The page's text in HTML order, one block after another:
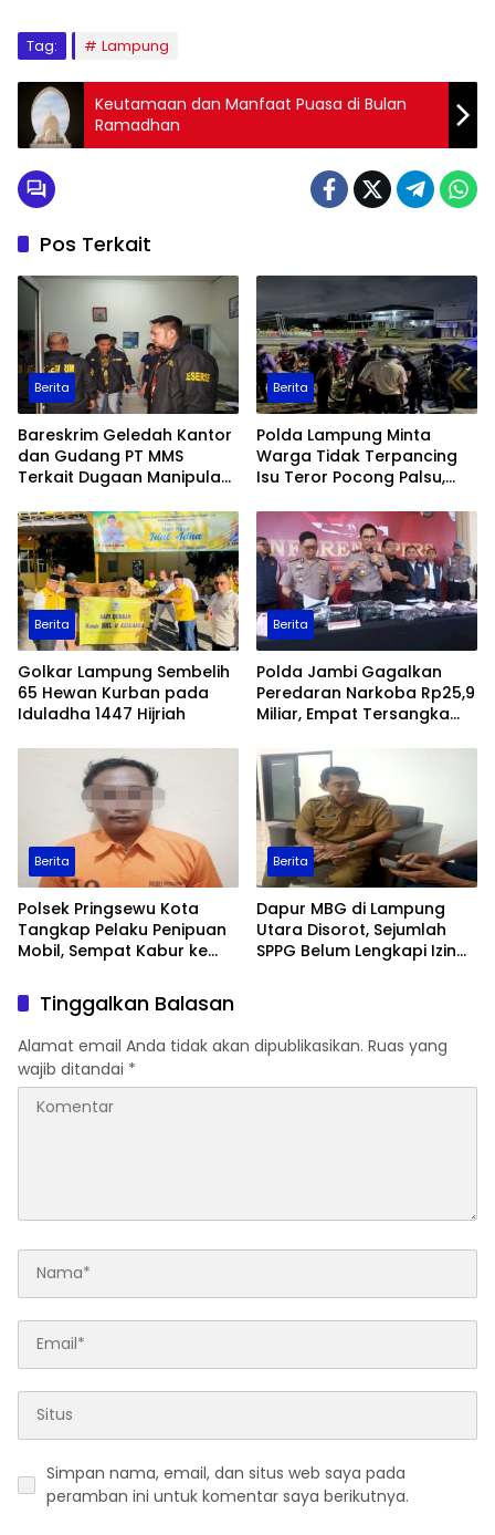
Tag: Lampung
Keutamaan dan Manfaat Puasa di Bulan
Ramadhan
Pos Terkait
Berita
Bareskrim Geledah Kantor
dan Gudang PT MMS
Terkait Dugaan Manipulasi
Berita
Polda Lampung Minta
Warga Tidak Terpancing
Isu Teror Pocong Palsu,
Ditingkatkan
Berita
Golkar Lampung Sembelih
65 Hewan Kurban pada
Iduladha 1447 Hijriah
Berita
Polda Jambi Gagalkan
Peredaran Narkoba Rp25,9
Miliar, Empat Tersangka
Berita
Polsek Pringsewu Kota
Tangkap Pelaku Penipuan
Mobil, Sempat Kabur ke
Berita
Dapur MBG di Lampung
Utara Disorot, Sejumlah
SPPG Belum Lengkapi Izin
Tinggalkan Balasan
Alamat email Anda tidak akan dipublikasikan. Ruas yang
wajib ditandai *
Simpan nama, email, dan situs web saya pada
peramban ini untuk komentar saya berikutnya.